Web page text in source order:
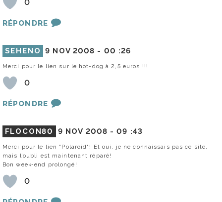
0
RÉPONDRE
SEHENO 9 NOV 2008 - 00 :26
Merci pour le lien sur le hot-dog à 2,5 euros !!!
0
RÉPONDRE
FLOCON80 9 NOV 2008 -09 :43
Merci pour le lien "Polaroid"! Et oui, je ne connaissais pas ce site,
mais l’oubli est maintenant réparé!
Bon week-end prolongé!
0